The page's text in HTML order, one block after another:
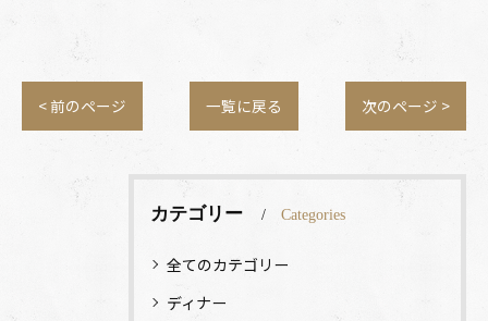
< 前のページ 一覧に戻る 次のページ >
カテゴリー Categories
全てのカテゴリー
ディナー